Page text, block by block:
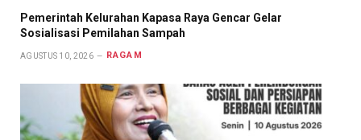
Pemerintah Kelurahan Kapasa Raya Gencar Gelar
Sosialisasi Pemilahan Sampah
AGUSTUS 10, 2026 RAGAM